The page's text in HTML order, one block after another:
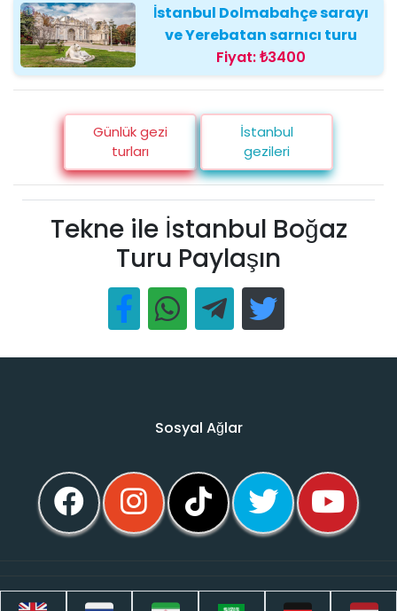
İstanbul Dolmabahçe sarayı
ve Yerebatan sarnıcı turu
Fiyat:₺3400
Günlük gezi
turları
İstanbul
gezileri
Tekne ile İstanbul Boğaz
Turu Paylaşın
Sosyal Ağlar